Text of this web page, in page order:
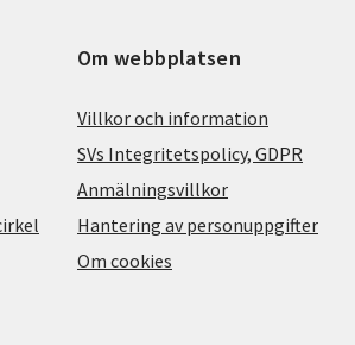
Om webbplatsen
Villkor och information
SVs Integritetspolicy, GDPR
Anmälningsvillkor
Hantering av personuppgifter
Om cookies